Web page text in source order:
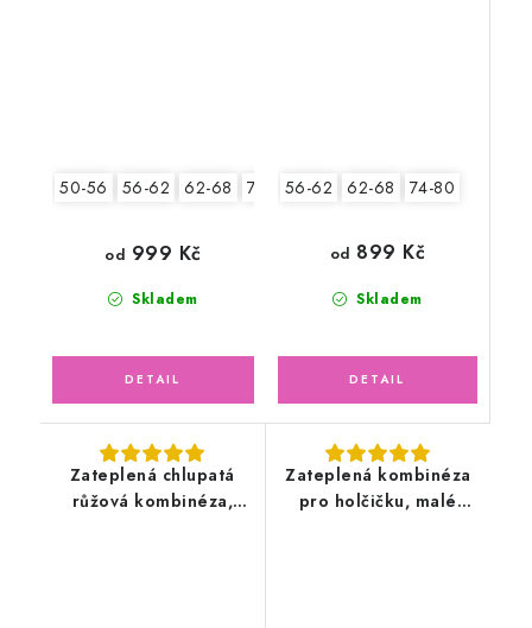
50-56 56-62 62-68 74-80
Skladem
od 999 Kč
56-62 62-68 74-80
Skladem
od 899 Kč
Zateplená chlupatá
růžová kombinéza,
Zateplená kombinéza
pro holčičku, malé